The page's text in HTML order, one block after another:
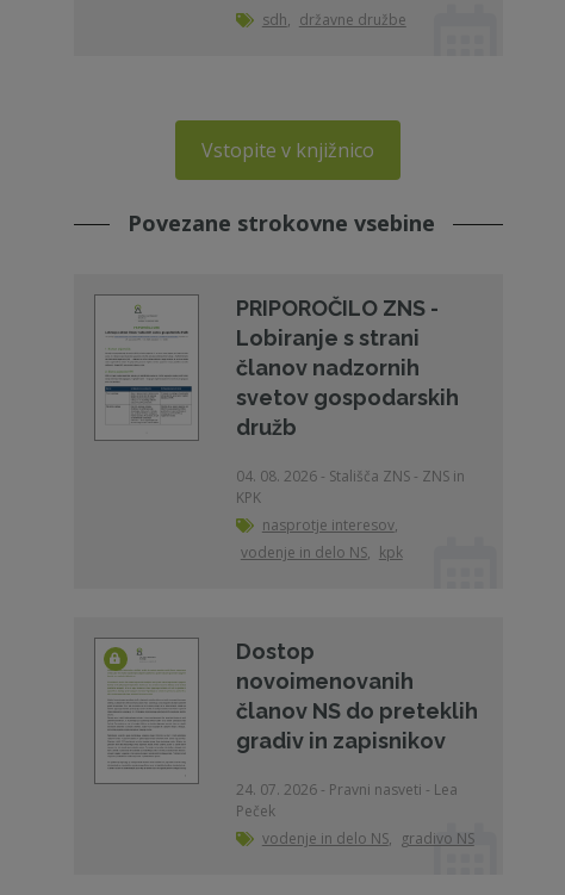
sdh, državne družbe
Vstopite v knjižnico
Povezane strokovne vsebine
PRIPOROČILO ZNS -
Lobiranje s strani
članov nadzornih
svetov gospodarskih
družb
04. 08. 2026 - Stališča ZNS - ZNS in
KPK
nasprotje interesov,
vodenje in delo NS, kpk
Dostop
novoimenovanih
članov NS do preteklih
gradiv in zapisnikov
24. 07. 2026 - Pravni nasveti - Lea
Peček
vodenje in delo NS, gradivo NS